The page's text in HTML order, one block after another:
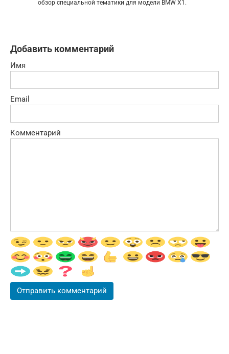
обзор специальной тематики для модели BMW X1.
Добавить комментарий
Имя
Email
Комментарий